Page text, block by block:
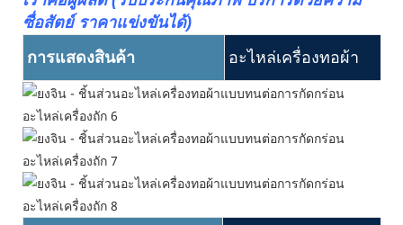
ซื่อสัตย์ ราคาแข่งขันได้)
การแสดงสินค้า
อะไหล่เครื่องทอผ้า